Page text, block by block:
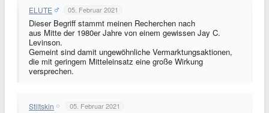
ELUTE 05. Februar 2021
Dieser Begriff stammt meinen Recherchen nach
aus Mitte der 1980er Jahre von einem gewissen Jay C.
Levinson.
Gemeint sind damit ungewöhnliche Vermarktungsaktionen,
die mit geringem Mitteleinsatz eine große Wirkung
versprechen.
Stiltskin 05. Februar 2021